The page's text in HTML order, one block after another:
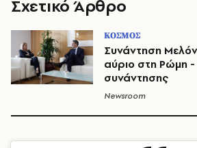
Σχετικό Άρθρο
ΚΟΣΜΟΣ
Συνάντηση
αύριο στη Ρώμη
συνάντησης
Newsroom